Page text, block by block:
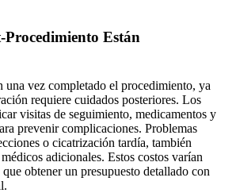
Procedimiento Están
una vez completado el procedimiento, ya
requiere cuidados posteriores. Los
visitas de seguimiento, medicamentos y
prevenir complicaciones. Problemas
o cicatrización tardía, también
adicionales. Estos costos varían
obtener un presupuesto detallado con